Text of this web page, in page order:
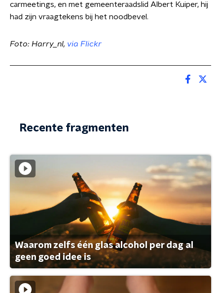
carmeetings, en met gemeenteraadslid Albert Kuiper, hij
had zijn vraagtekens bij het noodbevel.
Foto: Harry_nl, via Flickr
Recente fragmenten
Waarom zelfs één glas alcohol per dag al
geen goed idee is